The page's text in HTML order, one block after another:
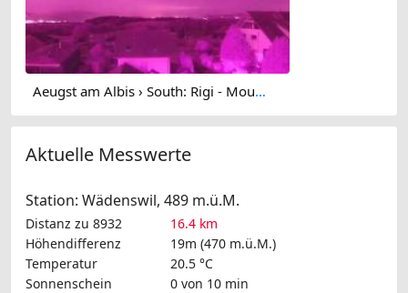
Aeugst am Albis › South: Rigi - Mount Pilatus
Aktuelle Messwerte
Station: Wädenswil, 489 m.ü.M.
Distanz zu 8932
16.4 km
Höhendifferenz
19m (470 m.ü.M.)
Temperatur
20.5 °C
Sonnenschein
0 von 10 min